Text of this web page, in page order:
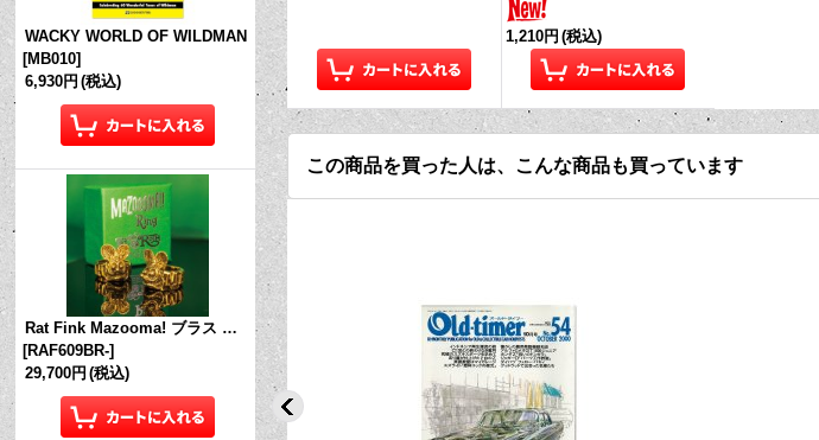
WACKY WORLD OF WILDMAN
[MB010]
6,930円 (税込)
Rat Fink Mazooma! ブラス リング
[RAF609BR-]
29,700円 (税込)
1,210円 (税込)
この商品を買った人は、こんな商品も買っています